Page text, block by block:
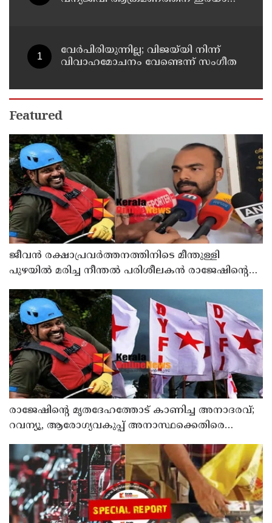
വേർപിരിയുന്നില്ല; വിജയ്‍യി നിന്ന്
വിവാഹമോചനം വേണ്ടെന്ന് സംഗീത
Featured
ജീവൻ രക്ഷാപ്രവർത്തനത്തിനിടെ മീന്തുള്ളി
പുഴയിൽ മരിച്ച നീന്തൽ പരിശീലകൻ രാജേഷിൻ്റെ
നടപടിയെന്ന് കളക്ടർ
രാജേഷിന്റെ മൃതദേഹത്തോട് കാണിച്ച അനാദരവ്;
റവന്യൂ, ആരോഗ്യവകുപ്പ് അനാസ്ഥക്കെതിരെ
ശക്തമായ പ്രതിഷേധത്തിലേക്ക്